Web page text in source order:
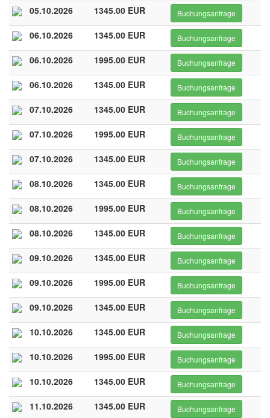
05.10.2026 1345.00 EUR Buchungsanfrage
06.10.2026 1345.00 EUR Buchungsanfrage
06.10.2026 1995.00 EUR Buchungsanfrage
06.10.2026 1345.00 EUR Buchungsanfrage
07.10.2026 1345.00 EUR Buchungsanfrage
07.10.2026 1995.00 EUR Buchungsanfrage
07.10.2026 1345.00 EUR Buchungsanfrage
08.10.2026 1345.00 EUR Buchungsanfrage
08.10.2026 1995.00 EUR Buchungsanfrage
08.10.2026 1345.00 EUR Buchungsanfrage
09.10.2026 1345.00 EUR Buchungsanfrage
09.10.2026 1995.00 EUR Buchungsanfrage
09.10.2026 1345.00 EUR Buchungsanfrage
10.10.2026 1345.00 EUR Buchungsanfrage
10.10.2026 1995.00 EUR Buchungsanfrage
10.10.2026 1345.00 EUR Buchungsanfrage
11.10.2026 1345.00 EUR Buchungsanfrage